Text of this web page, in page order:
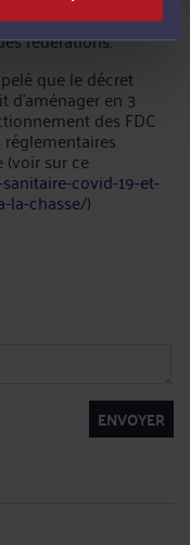
le même droit de
fédérations.
que le décret
en 3
des FDC
sur ce
covid-19-et-
la-chasse/)
ENVOYER